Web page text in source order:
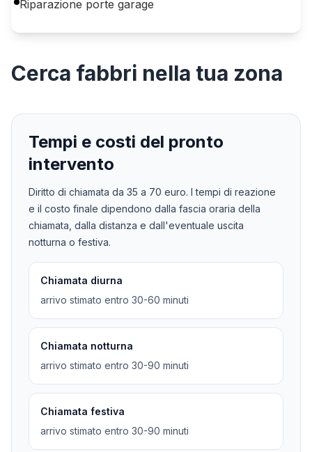
Riparazione porte garage
Cerca fabbri nella tua zona
Tempi e costi del pronto
intervento
Diritto di chiamata da 35 a 70 euro. I tempi di reazione
e il costo finale dipendono dalla fascia oraria della
chiamata, dalla distanza e dall'eventuale uscita
notturna o festiva.
Chiamata diurna
arrivo stimato entro 30-60 minuti
Chiamata notturna
arrivo stimato entro 30-90 minuti
Chiamata festiva
arrivo stimato entro 30-90 minuti